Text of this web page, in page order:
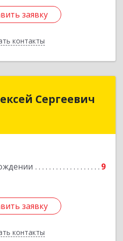
заявку
контакты
заявку
Назад
Сергеевич
9
заявку
контакты
Сергеевич
г, Советская ул,
заявку
Назад